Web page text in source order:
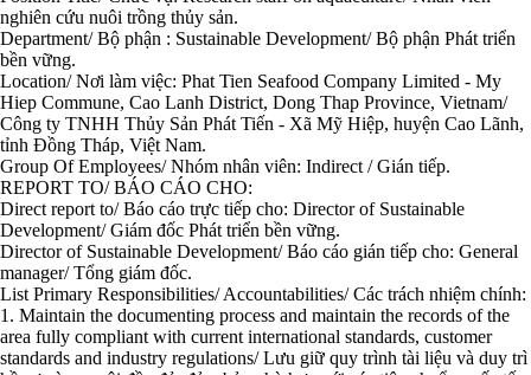
nghiên cứu nuôi trồng thủy sản.
Department/ Bộ phận : Sustainable Development/ Bộ phận Phát triển
bền vững.
Location/ Nơi làm việc: Phat Tien Seafood Company Limited - My
Hiep Commune, Cao Lanh District, Dong Thap Province, Vietnam/
Công ty TNHH Thủy Sản Phát Tiến - Xã Mỹ Hiệp, huyện Cao Lãnh,
tỉnh Đồng Tháp, Việt Nam.
Group Of Employees/ Nhóm nhân viên: Indirect / Gián tiếp.
REPORT TO/ BÁO CÁO CHO:
Direct report to/ Báo cáo trực tiếp cho: Director of Sustainable
Development/ Giám đốc Phát triển bền vững.
Director of Sustainable Development/ Báo cáo gián tiếp cho: General
manager/ Tổng giám đốc.
List Primary Responsibilities/ Accountabilities/ Các trách nhiệm chính:
1. Maintain the documenting process and maintain the records of the
area fully compliant with current international standards, customer
standards and industry regulations/ Lưu giữ quy trình tài liệu và duy trì